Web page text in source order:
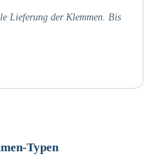
Lieferung der Klemmen. Bis
Typen